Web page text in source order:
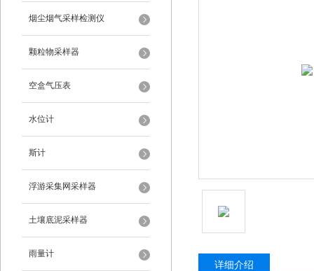
烟尘烟气采样检测仪
颗粒物采样器
空盒气压表
水位计
斯计
浮游采集网采样器
土壤底泥采样器
雨量计
详细介绍